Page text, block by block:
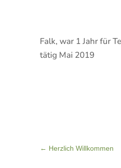
Falk, war 1 Jahr für
tätig Mai 2019
← Herzlich Willkommen